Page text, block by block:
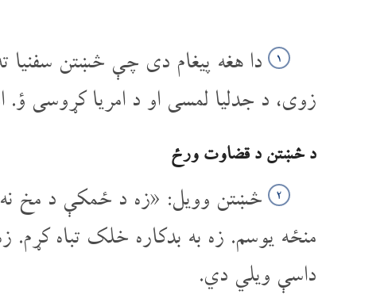
۱
دا هغه پیغام دی چې څښتن
زوی، د جدلیا لمسی او د امریا کړوسی ؤ.
د څښتن د قضاوت ورځ
۲ څښتن وویل: «زه د ځمکې د مخ نه
منځه یوسم. زه به بدکاره خلک تباه
داسې ویلي دي.